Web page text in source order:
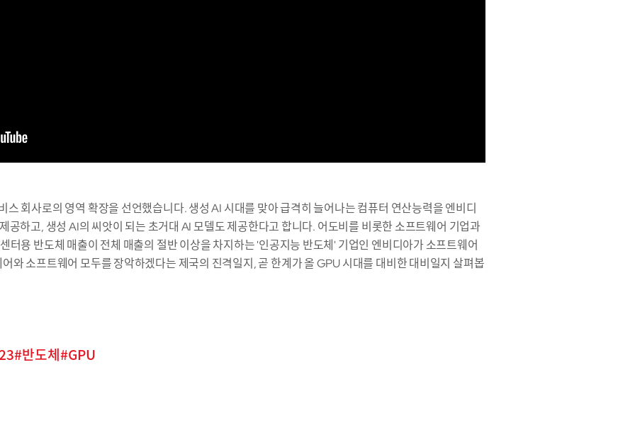
회사로의 영역 확장을 선언했습니다. 생성 AI 시대를 맞아 급격히 늘어나는 컴퓨터 연산능력을 엔비디
공하고, 생성 AI의 씨앗이 되는 초거대 AI 모델도 제공한다고 합니다. 어도비를 비롯한 소프트웨어 기업과
터용 반도체 매출이 전체 매출의 절반 이상을 차지하는 '인공지능 반도체' 기업인 엔비디아가 소프트웨어
와 소프트웨어 모두를 장악하겠다는 제국의 진격일지, 곧 한계가 올 GPU 시대를 대비한 대비일지 살펴봅
반도체 GPU